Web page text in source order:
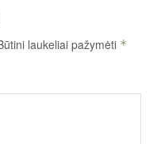
laukeliai pažymėti *